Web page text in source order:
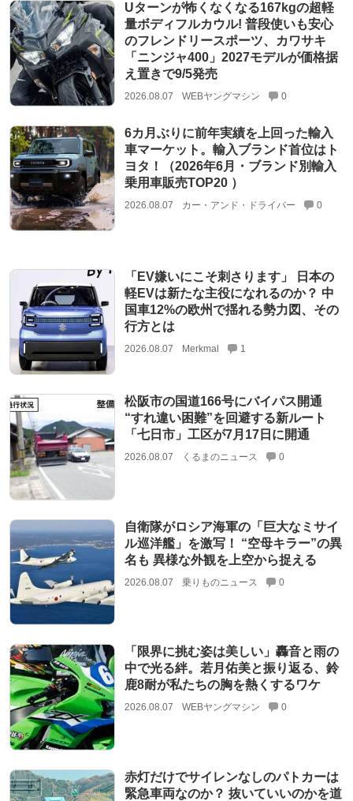
Uターンが怖くなくなる167kgの超軽
量ボディフルカウル! 普段使いも安心
のフレンドリースポーツ、カワサキ
「ニンジャ400」2027モデルが価格据
え置きで9/5発売
2026.08.07 WEBヤングマシン 0
6カ月ぶりに前年実績を上回った輸入
車マーケット。輸入ブランド首位はト
ヨタ！（2026年6月・ブランド別輸入
乗用車販売TOP20 ）
2026.08.07 カー・アンド・ドライバー 0
「EV嫌いにこそ刺さります」 日本の
軽EVは新たな主役になれるのか？ 中
国車12%の欧州で揺れる勢力図、その
行方とは
2026.08.07 Merkmal 1
松阪市の国道166号にバイパス開通
“すれ違い困難”を回避する新ルート
「七日市」工区が7月17日に開通
2026.08.07 くるまのニュース 0
自衛隊がロシア海軍の「巨大なミサイ
ル巡洋艦」を激写！ “空母キラー”の異
名も 異様な外観を上空から捉える
2026.08.07 乗りものニュース 0
「限界に挑む姿は美しい」轟音と雨の
中で光る絆。若月佑美と振り返る、鈴
鹿8耐が私たちの胸を熱くするワケ
2026.08.07 WEBヤングマシン 0
赤灯だけでサイレンなしのパトカーは
緊急車両なのか？ 抜いていいのかを道